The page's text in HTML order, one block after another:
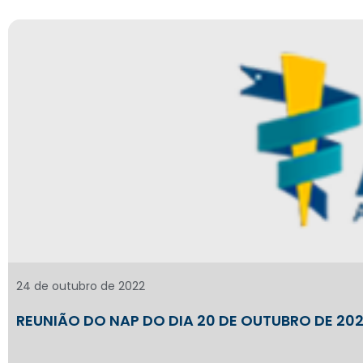
REUNIÃO DO NAP DO DIA 20 DE OUTUBRO DE
24 de outubro de 2022